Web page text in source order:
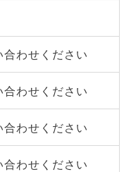
わせください
わせください
わせください
わせください